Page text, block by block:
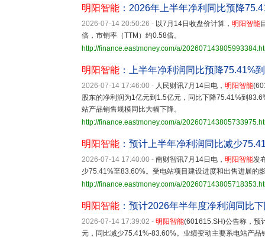
明阳智能 ：2026年上半年净利同比预降
2026-07-14 20:50:26 - 以7月14日收盘价计算， 明阳智能
倍，市销率（TTM）约0.58倍。
http://finance.eastmoney.com/a/
明阳智能 ：上半年净利润同比预降75.41%
2026-07-14 17:46:00 - 人民财讯7月14日电， 明阳智能
股东的净利润为1亿元到1.5亿元，同比下降75.41%到
站产品销售规模同比大幅下降。
http://finance.eastmoney.com/a/
明阳智能 ：预计上半年净利润同比减少
2026-07-14 17:40:00 - 南财智讯7月14日电， 明阳智能发
少75.41%至83.60%。受电站项目建设进度和出售进展的
http://finance.eastmoney.com/a/
明阳智能 ：预计2026年半年度净利润同比
2026-07-14 17:39:02 - 明阳智能(601615.SH)公告称，预
元，同比减少75.41%-83.60%。业绩变动主要系电站产